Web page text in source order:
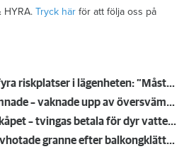
HYRA. Tryck här för att följa oss på
Så undviker du mögel – fyra riskplatser i lägenheten: ”Måste städa bort”
Satte på vattnet och somnade – vaknade upp av översvämning hos grannen
Rensade inte hålet i kylskåpet – tvingas betala för dyr vattenskada
Naken gängkriminell knivhotade granne efter balkongklättring